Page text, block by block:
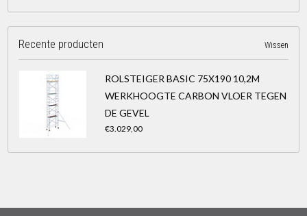
Recente producten Wissen
ROLSTEIGER BASIC 75X190 10,2M
WERKHOOGTE CARBON VLOER TEGEN
DE GEVEL
€3.029,00